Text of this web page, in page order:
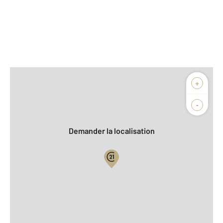
+
-
Demander la localisation